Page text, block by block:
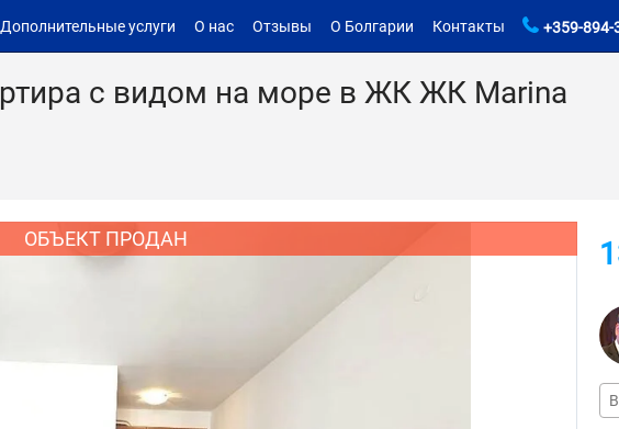
Дополнительные услуги О нас Отзывы О Болгарии Контакты +359-894-
с видом на море в ЖК ЖК Marina
ОБЪЕКТ ПРОДАН